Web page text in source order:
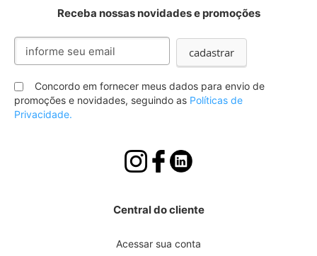
Receba nossas novidades e promoções
Inscreva-
nossa
Newsletter:
cadastrar
Concordo em fornecer meus dados para envio de
promoções e novidades, seguindo as Políticas de
Privacidade.
Central do cliente
Acessar sua conta